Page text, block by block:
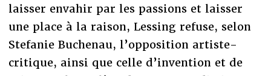
laisser envahir par les passions et laisser
une place à la raison, Lessing refuse, selon
Stefanie Buchenau, l’opposition artiste-
critique, ainsi que celle d’invention et de